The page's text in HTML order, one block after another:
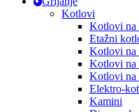
Kotlovi
Kotlovi na
Etažni
Kotlovi na
Kotlovi na
Kotlovi na
Elektro-
Kamini